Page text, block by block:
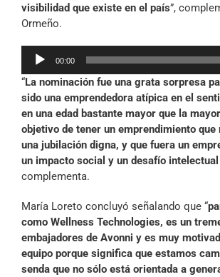
visibilidad que existe en el país”,
Ormeño.
Reproductor
audio
00:00
“La nominación fue una grata sorpresa
sido una emprendedora atípica en el
en una edad bastante mayor que la
objetivo de tener un emprendimiento
una jubilación digna, y que fuera un
un impacto social y un desafío
complementa.
María Loreto concluyó señalando que “
como Wellness Technologies, es un
embajadores de Avonni y es muy
equipo porque significa que estamos
senda que no sólo está orientada a